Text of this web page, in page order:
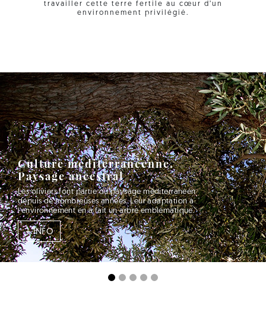
travailler cette terre fertile au cœur d’un
environnement privilégié.
Culture méditerranéenne.
Paysage ancestral
Les oliviers font partie du paysage méditerranéen
depuis de nombreuses années. Leur adaptation à
l’environnement en a fait un arbre emblématique.
+ INFO